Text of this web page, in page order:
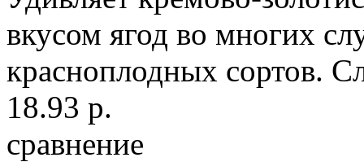
вкусом ягод во многих
красноплодных сортов.
18.93 р.
сравнение